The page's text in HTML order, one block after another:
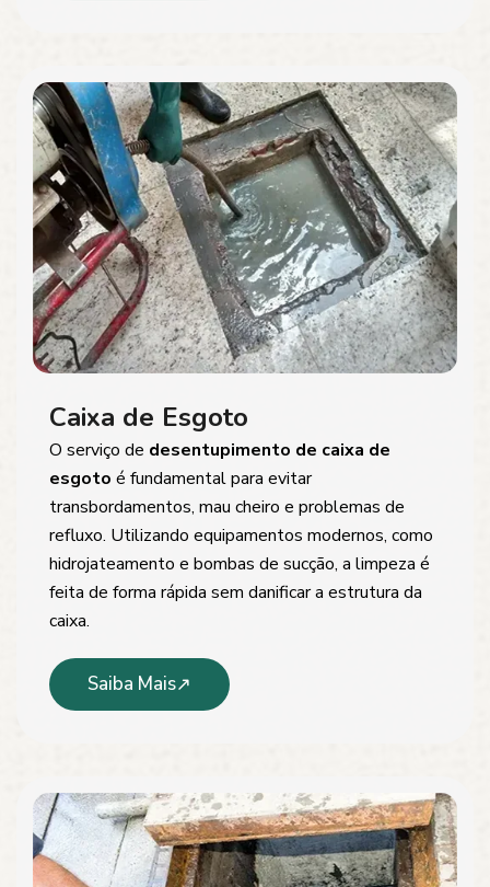
Caixa de Esgoto
O serviço de desentupimento de caixa de
esgoto é fundamental para evitar
transbordamentos, mau cheiro e problemas de
refluxo. Utilizando equipamentos modernos, como
hidrojateamento e bombas de sucção, a limpeza é
feita de forma rápida sem danificar a estrutura da
caixa.
Saiba Mais